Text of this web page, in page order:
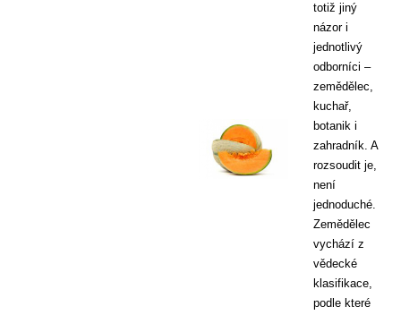
totiž jiný
názor i
jednotlivý
odborníci –
zemědělec,
kuchař,
botanik i
zahradník. A
rozsoudit je,
není
jednoduché.
Zemědělec
vychází z
vědecké
klasifikace,
podle které